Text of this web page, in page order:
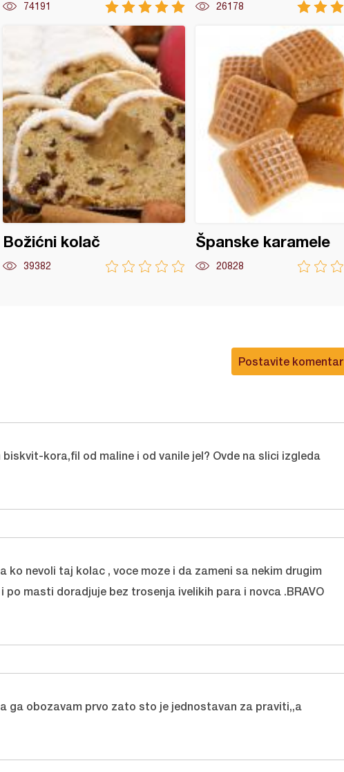
74191 26178
Božićni kolač
39382
Španske karamele
20828
Postavite komentar
kora,fil od maline i od vanile jel? Ovde na slici izgleda
ko nevoli taj kolac , voce moze i da zameni sa nekim drugim
masti doradjuje bez trosenja ivelikih para i novca .BRAVO
ga obozavam prvo zato sto je jednostavan za praviti,,a